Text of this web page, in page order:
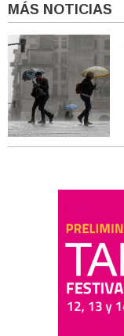
MÁS NOTICIAS